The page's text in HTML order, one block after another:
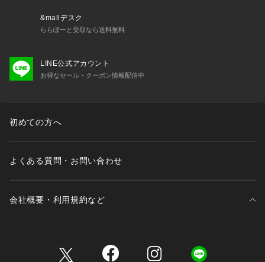
・「?お気に入りに追加」で再入荷・ラスト１点・値下げなど
の通知を受け取ることができます。
※詳しい洗濯方法については、商品の品質表示タグをご覧くだ
さい。
また、ご覧いただいているモニター画面や、お使いのブラウザ
によっても、
&mallデスク
ららぽーと受取なら送料無料
LINE公式アカウント
お得なセール・クーポン情報配信中
初めての方へ
よくある質問・お問い合わせ
会社概要・利用規約など